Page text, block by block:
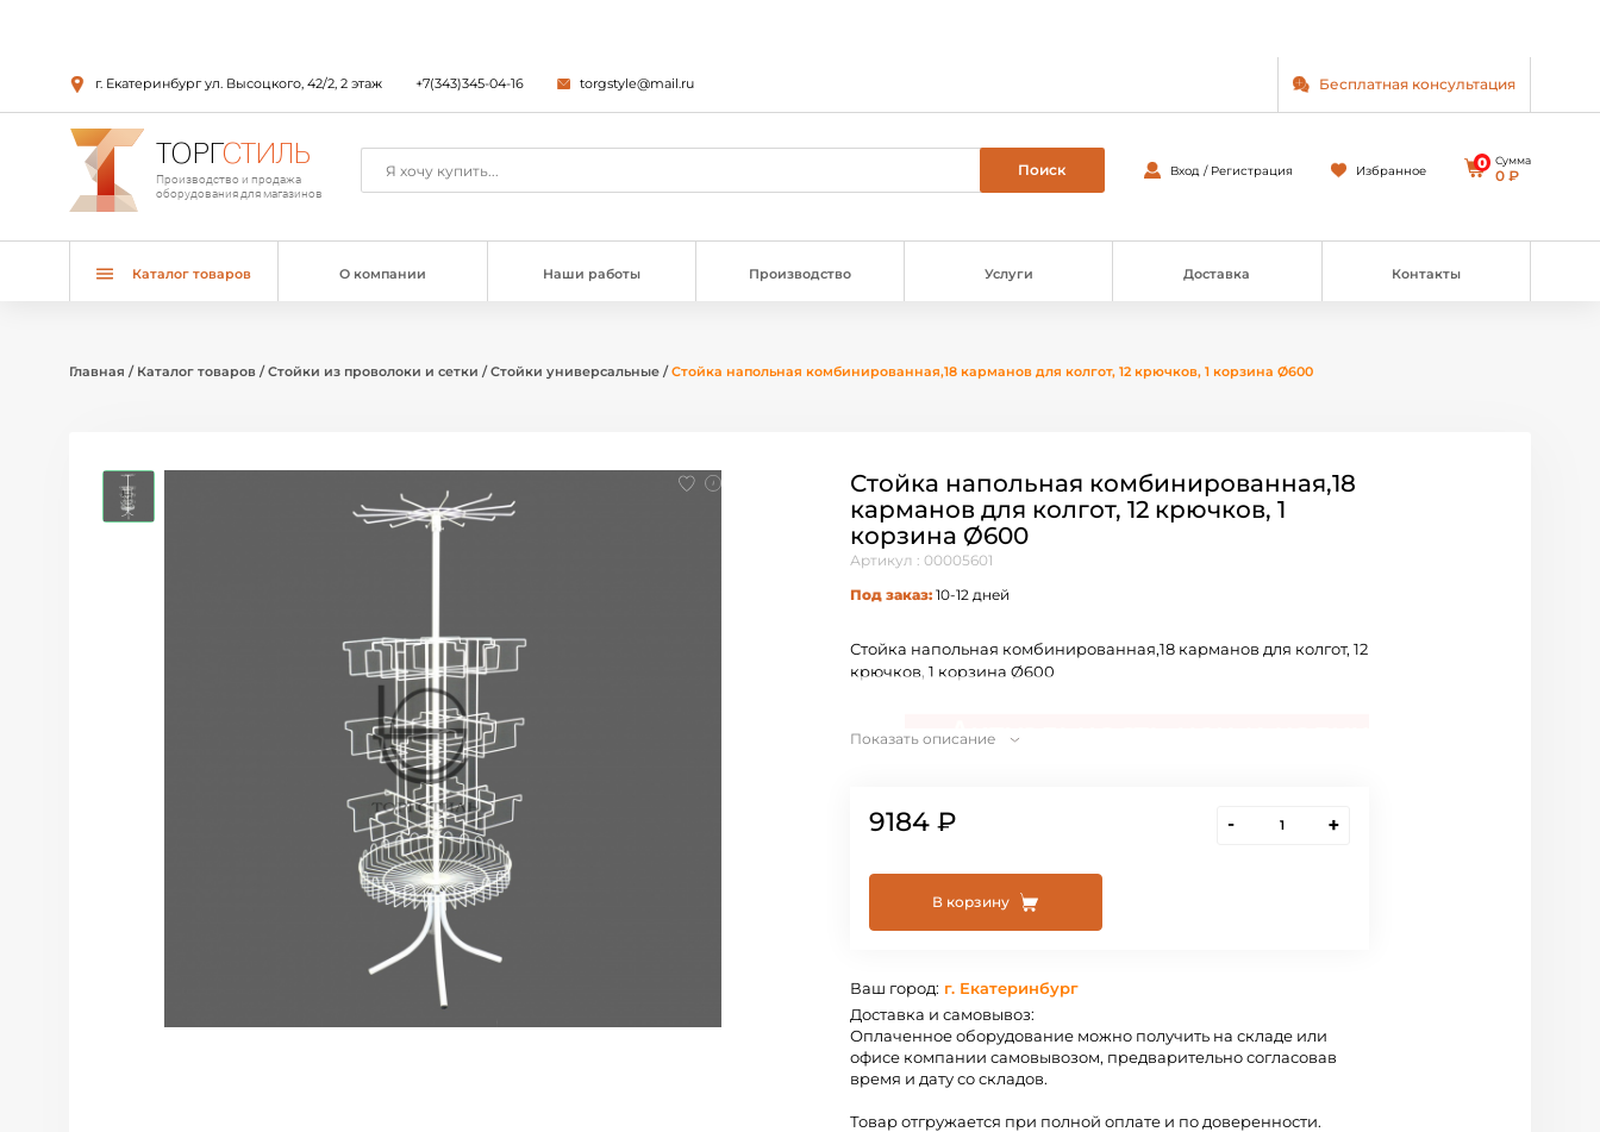
г. Екатеринбург ул. Высоцкого, 42/2, 2 этаж +7(343)345-04-16 torgstyle@mail.ru Бесплатная консультация
ТОРГСТИЛЬ
Производство и продажа
оборудования для магазинов
Вход / Регистрация Избранное 0 Сумма
0 ₽
Каталог товаров О компании Наши работы Производство Услуги Доставка Контакты
Главная / Каталог товаров /Стойки из проволоки и сетки /Стойки универсальные /Стойка напольная комбинированная,18 карманов для колгот, 12 крючков, 1 корзина Ø600
Стойка напольная комбинированная,18
карманов для колгот, 12 крючков, 1
корзина Ø600
Артикул : 00005601
Под заказ: 10-12 дней
Стойка напольная комбинированная,18 карманов для колгот, 12
крючков, 1 корзина Ø600
Показать описание
9184 ₽ - +
В корзину
Ваш город: г. Екатеринбург
Доставка и самовывоз:
Оплаченное оборудование можно получить на складе или
офисе компании самовывозом, предварительно согласовав
время и дату со складов.
Товар отгружается при полной оплате и по доверенности.